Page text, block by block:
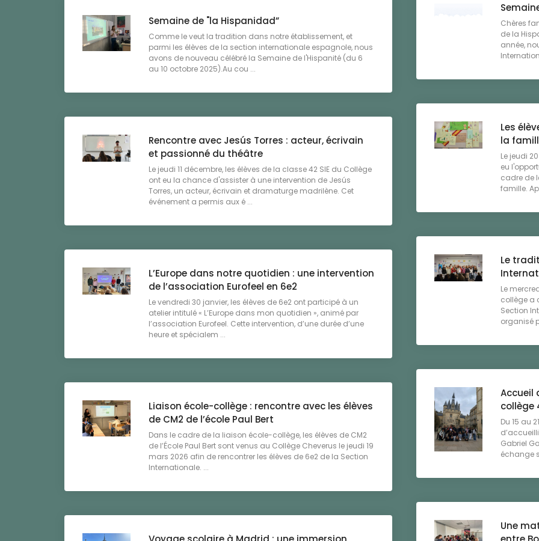
Chères
de la
année,
Semaine de "la Hispanidad”
Comme le veut la tradition dans notre établissement, et
parmi les élèves de la section internationale espagnole, nous
avons de nouveau célébré la Semaine de l'Hispanité (du 6
au 10 octobre 2025).Au cou ...
Les
la
Le jeudi
eu
cadre de
famille.
Rencontre avec Jesús Torres : acteur, écrivain
et passionné du théâtre
Le jeudi 11 décembre, les élèves de la classe 42 SIE du Collège
ont eu la chance d'assister à une intervention de Jesús
Torres, un acteur, écrivain et dramaturge madrilène. Cet
événement a permis aux é ...
Le
Le
collège a
Section
organisé
L’Europe dans notre quotidien : une intervention
de l’association Eurofeel en 6e2
Le vendredi 30 janvier, les élèves de 6e2 ont participé à un
atelier intitulé « L’Europe dans mon quotidien », animé par
l’association Eurofeel. Cette intervention, d’une durée d’une
heure et spécialem ...
Accueil
collège
Du 15 au
Gabriel
échange
Liaison école-collège : rencontre avec les élèves
de CM2 de l’école Paul Bert
Dans le cadre de la liaison école-collège, les élèves de CM2
de l’École Paul Bert sont venus au Collège Cheverus le jeudi 19
mars 2026 afin de rencontrer les élèves de 6e2 de la Section
Internationale. ...
Une